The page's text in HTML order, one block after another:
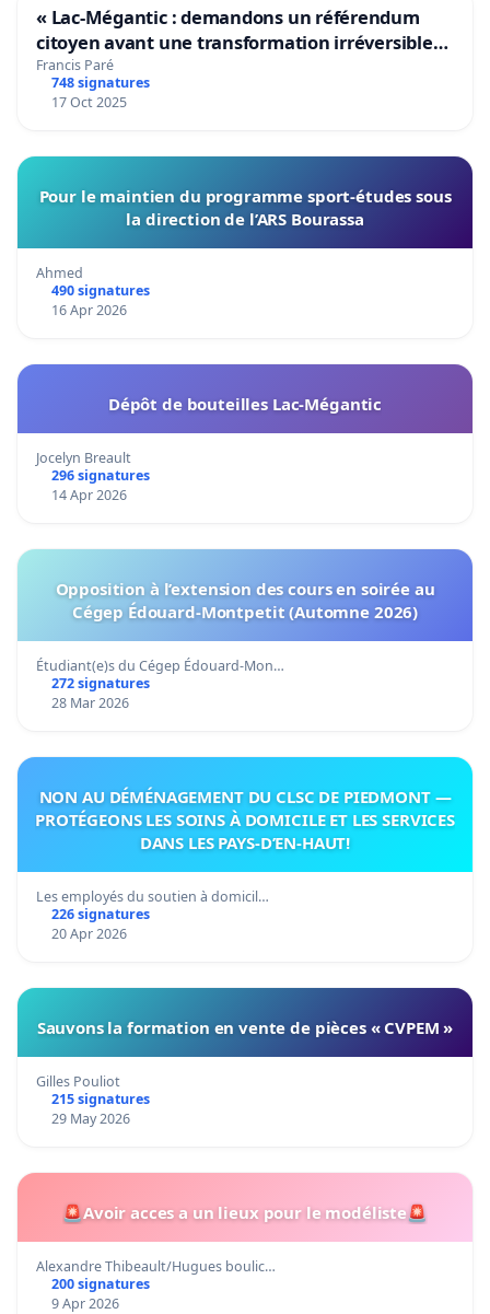
« Lac-Mégantic : demandons un référendum
citoyen avant une transformation irréversible
de notre territoire »
Francis Paré
748 signatures
17 Oct 2025
Pour le maintien du programme sport-études sous
la direction de l’ARS Bourassa
Ahmed
490 signatures
16 Apr 2026
Dépôt de bouteilles Lac-Mégantic
Jocelyn Breault
296 signatures
14 Apr 2026
Opposition à l’extension des cours en soirée au
Cégep Édouard-Montpetit (Automne 2026)
Étudiant(e)s du Cégep Édouard-Mon…
272 signatures
28 Mar 2026
NON AU DÉMÉNAGEMENT DU CLSC DE PIEDMONT —
PROTÉGEONS LES SOINS À DOMICILE ET LES SERVICES
DANS LES PAYS-D’EN-HAUT!
Les employés du soutien à domicil…
226 signatures
20 Apr 2026
Sauvons la formation en vente de pièces « CVPEM »
Gilles Pouliot
215 signatures
29 May 2026
🚨Avoir acces a un lieux pour le modéliste🚨
Alexandre Thibeault/Hugues boulic…
200 signatures
9 Apr 2026